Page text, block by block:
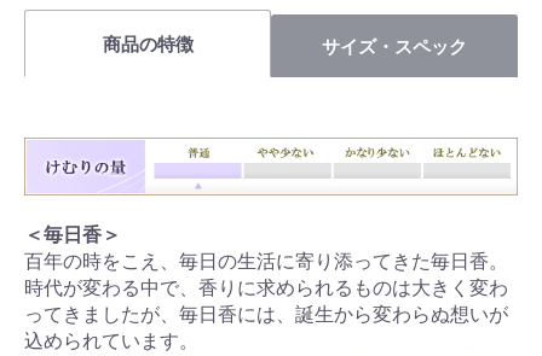
商品の特徴 サイズ・スペック
＜毎日香＞
百年の時をこえ、毎日の生活に寄り添ってきた毎日香。
時代が変わる中で、香りに求められるものは大きく変わ
ってきましたが、毎日香には、誕生から変わらぬ想いが
込められています。